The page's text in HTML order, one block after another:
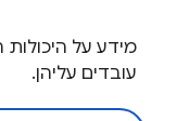
מידע על
עובדים עליהן.